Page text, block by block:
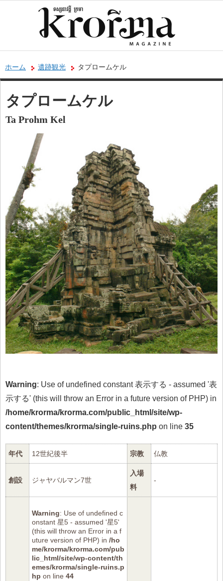
ホーム 遺跡観光 タプロームケル
タプロームケル
Ta Prohm Kel
Warning: Use of undefined constant 表示する - assumed '表
示する' (this will throw an Error in a future version of PHP) in
/home/krorma/krorma.com/public_html/site/wp-
content/themes/krorma/single-ruins.php on line 35
年代 12世紀後半 宗教 仏教
創設 ジャヤバルマン7世
入場
料
-
Warning: Use of undefined c
onstant 星5 - assumed '星5'
(this will throw an Error in a f
uture version of PHP) in /ho
me/krorma/krorma.com/pub
lic_html/site/wp-content/th
emes/krorma/single-ruins.p
hp on line 44